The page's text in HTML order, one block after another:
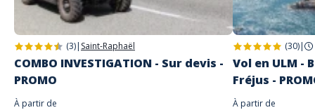
(3)| Saint-Raphaël
COMBO INVESTIGATION - Sur devis -
PROMO
À partir de
(30)|
Vol en ULM -
Fréjus -
À partir de